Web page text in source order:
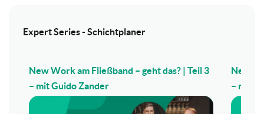
Expert Series - Schichtplaner
New Work am Fließband – geht das? | Teil 3
– mit Guido Zander
New
– mit